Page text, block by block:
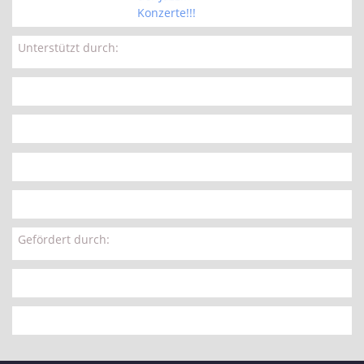
Konzerte!!!
Unterstützt durch:
Gefördert durch: